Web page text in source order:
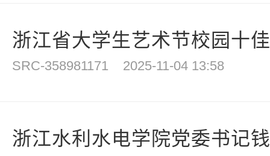
浙江省大学生艺术节校园十
SRC-358981171 2025-11-04 13:58
浙江水利水电学院党委书记